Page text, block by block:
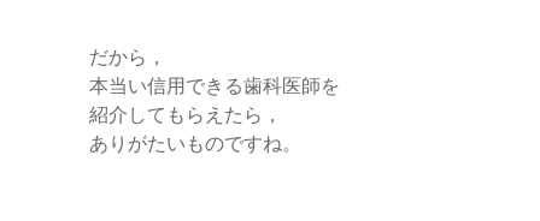
だから，
本当い信用できる歯科医師を
紹介してもらえたら，
ありがたいものですね。